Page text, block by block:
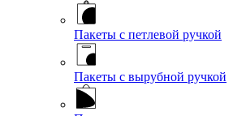
Пакеты с петлевой ручкой
Пакеты с вырубной ручкой